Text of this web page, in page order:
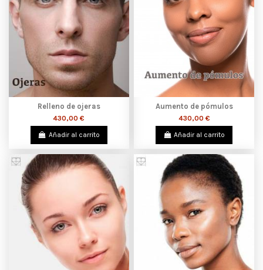
Relleno de ojeras
430,00 €
Añadir al carrito
Aumento de pómulos
430,00 €
Añadir al carrito